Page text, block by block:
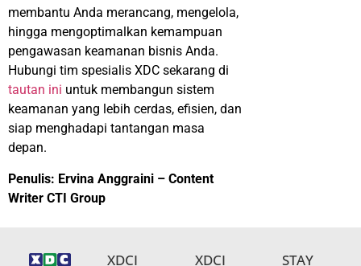
membantu Anda merancang, mengelola,
hingga mengoptimalkan kemampuan
pengawasan keamanan bisnis Anda.
Hubungi tim spesialis XDC sekarang di
tautan ini untuk membangun sistem
keamanan yang lebih cerdas, efisien, dan
siap menghadapi tantangan masa
depan.
Penulis: Ervina Anggraini – Content
Writer CTI Group
XDCI XDCI STAY